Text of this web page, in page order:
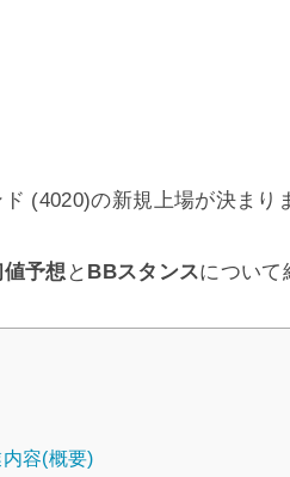
(4020)の新規上場が決まり
値予想 と BBスタンスについて
容(概要)